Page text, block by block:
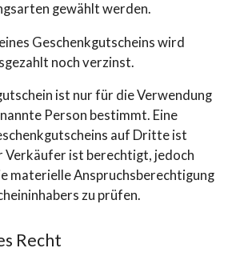
gewählt werden.
Geschenkgutscheins wird
noch verzinst.
ist nur für die Verwendung
Person bestimmt. Eine
auf Dritte ist
Verkäufer ist berechtigt, jedoch
materielle Anspruchsberechtigung
zu prüfen.
Recht